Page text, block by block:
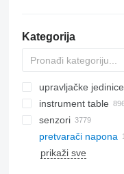
Kategorija
upravljačke jedinice
instrument table
senzori
pretvarači napona
prikaži sve